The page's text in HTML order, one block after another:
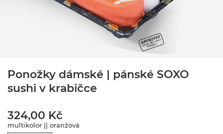
Ponožky dámské | pánské SOXO
sushi v krabičce
324,00 Kč
multikolor || oranžová